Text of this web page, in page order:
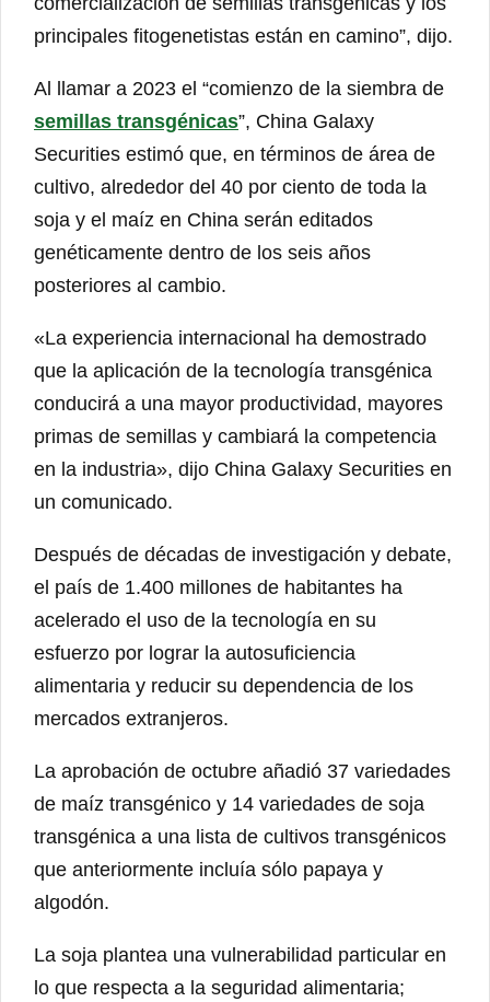
principales fitogenetistas están en camino”, dijo.
Al llamar a 2023 el “comienzo de la siembra de
semillas transgénicas”, China Galaxy
Securities estimó que, en términos de área de
cultivo, alrededor del 40 por ciento de toda la
soja y el maíz en China serán editados
genéticamente dentro de los seis años
posteriores al cambio.
«La experiencia internacional ha demostrado
que la aplicación de la tecnología transgénica
conducirá a una mayor productividad, mayores
primas de semillas y cambiará la competencia
en la industria», dijo China Galaxy Securities en
un comunicado.
Después de décadas de investigación y debate,
el país de 1.400 millones de habitantes ha
acelerado el uso de la tecnología en su
esfuerzo por lograr la autosuficiencia
alimentaria y reducir su dependencia de los
mercados extranjeros.
La aprobación de octubre añadió 37 variedades
de maíz transgénico y 14 variedades de soja
transgénica a una lista de cultivos transgénicos
que anteriormente incluía sólo papaya y
algodón.
La soja plantea una vulnerabilidad particular en
lo que respecta a la seguridad alimentaria;